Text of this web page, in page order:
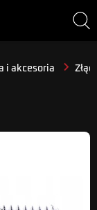
i akcesoria